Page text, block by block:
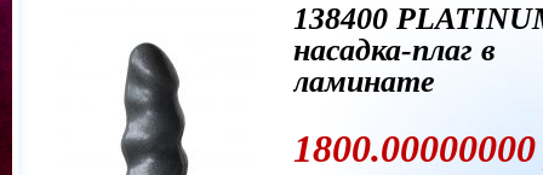
138400
насадка-плаг в
ламинате